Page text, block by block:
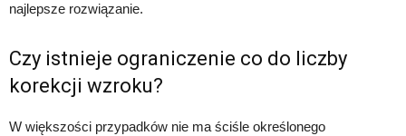
najlepsze rozwiązanie.
Czy istnieje ograniczenie co do liczby
korekcji wzroku?
W większości przypadków nie ma ściśle określonego